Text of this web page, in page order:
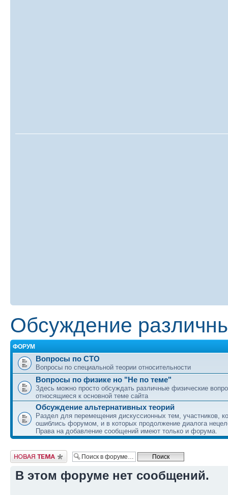
Обсуждение
ФОРУМ
Вопросы по СТО
Вопросы по специальной теории относительности
Вопросы по физике но "Не по теме"
Здесь можно просто обсуждать различные физические
относящиеся к основной теме сайта
Обсуждение альтернативных теорий
Раздел для перемещения дискуссионных тем, участников,
ошиблись форумом, и в которых продолжение диалога
Права на добавление сообщений имеют только и форума.
Начать новую тему
В этом форуме нет сообщений.